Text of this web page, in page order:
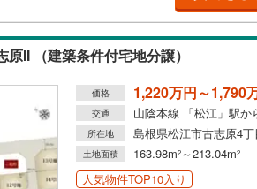
II （建築条件付宅地分譲）
価格 1,220万円～1,790
交通 山陰本線 「松江」駅か
所在地 島根県松江市古志原4丁
土地面積 163.98m2～213.04m2
人気物件TOP10入り